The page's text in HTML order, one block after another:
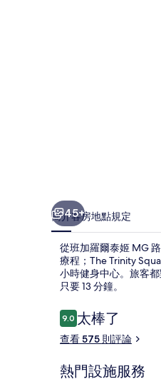
45+
簡介客房地點規定
從班加羅爾泰姬 MG
療程；The Trinity
小時健身中心。旅客
只要 13 分鐘。
評
論
9.09.0 分，滿分 10 分，
太棒了
查看 575 則評論
熱門設施服務